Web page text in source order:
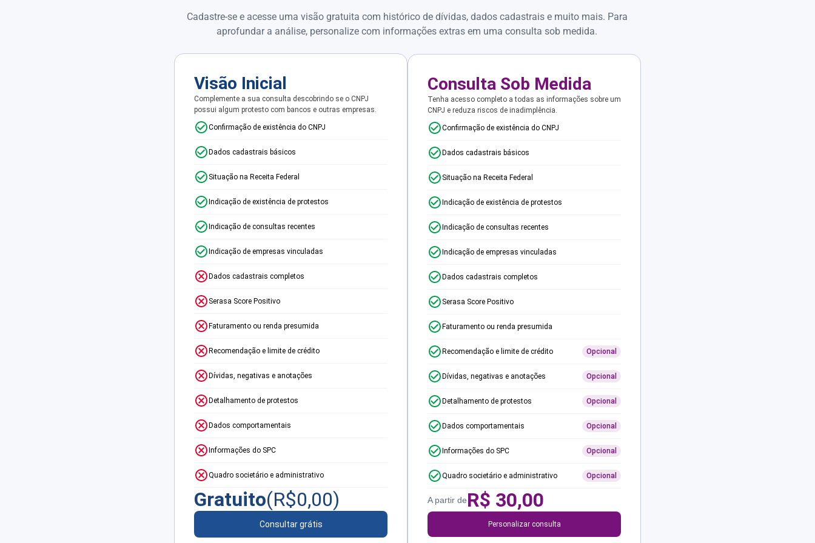
Cadastre-se e acesse uma visão gratuita com histórico de dívidas, dados cadastrais e muito mais. Para
aprofundar a análise, personalize com informações extras em uma consulta sob medida.
Visão Inicial
Complemente a sua consulta descobrindo se o CNPJ
possui algum protesto com bancos e outras empresas.
Confirmação de existência do CNPJ
Dados cadastrais básicos
Situação na Receita Federal
Indicação de existência de protestos
Indicação de consultas recentes
Indicação de empresas vinculadas
Dados cadastrais completos
Serasa Score Positivo
Faturamento ou renda presumida
Recomendação e limite de crédito
Dívidas, negativas e anotações
Detalhamento de protestos
Dados comportamentais
Informações do SPC
Quadro societário e administrativo
Gratuito(R$0,00)
Consultar grátis
Consulta Sob Medida
Tenha acesso completo a todas as informações sobre um
CNPJ e reduza riscos de inadimplência.
Confirmação de existência do CNPJ
Dados cadastrais básicos
Situação na Receita Federal
Indicação de existência de protestos
Indicação de consultas recentes
Indicação de empresas vinculadas
Dados cadastrais completos
Serasa Score Positivo
Faturamento ou renda presumida
Recomendação e limite de crédito Opcional
Dívidas, negativas e anotações Opcional
Detalhamento de protestos Opcional
Dados comportamentais Opcional
Informações do SPC Opcional
Quadro societário e administrativo Opcional
A partir deR$ 30,00
Personalizar consulta